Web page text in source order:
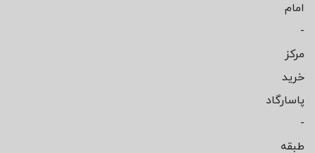
امام
-
مرکز
خرید
پاسارگاد
-
طبقه